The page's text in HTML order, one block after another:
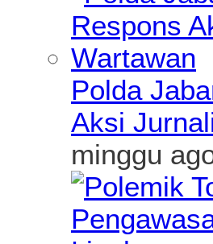
Polda
Aksi
minggu